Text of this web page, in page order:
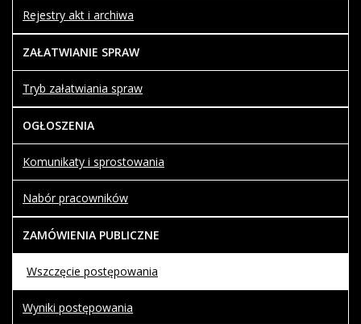
Rejestry akt i archiwa
ZAŁATWIANIE SPRAW
Tryb załatwiania spraw
OGŁOSZENIA
Komunikaty i sprostowania
Nabór pracowników
ZAMÓWIENIA PUBLICZNE
Wszczęcie postępowania
Wyniki postępowania